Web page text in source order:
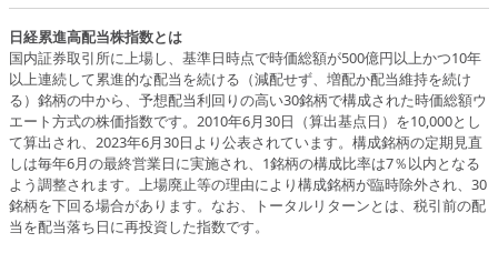
日経累進高配当株指数とは
国内証券取引所に上場し、基準日時点で時価総額が500億円以上かつ10年
以上連続して累進的な配当を続ける（減配せず、増配か配当維持を続け
る）銘柄の中から、予想配当利回りの高い30銘柄で構成された時価総額ウ
エート方式の株価指数です。2010年6月30日（算出基点日）を10,000とし
て算出され、2023年6月30日より公表されています。構成銘柄の定期見直
しは毎年6月の最終営業日に実施され、1銘柄の構成比率は7％以内となる
よう調整されます。上場廃止等の理由により構成銘柄が臨時除外され、30
銘柄を下回る場合があります。なお、トータルリターンとは、税引前の配
当を配当落ち日に再投資した指数です。